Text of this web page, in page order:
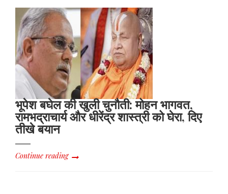
भूपेश बघेल की खुली चुनौती: मोहन भागवत,
रामभद्राचार्य और धीरेंद्र शास्त्री को घेरा, दिए
तीखे बयान
Continue reading